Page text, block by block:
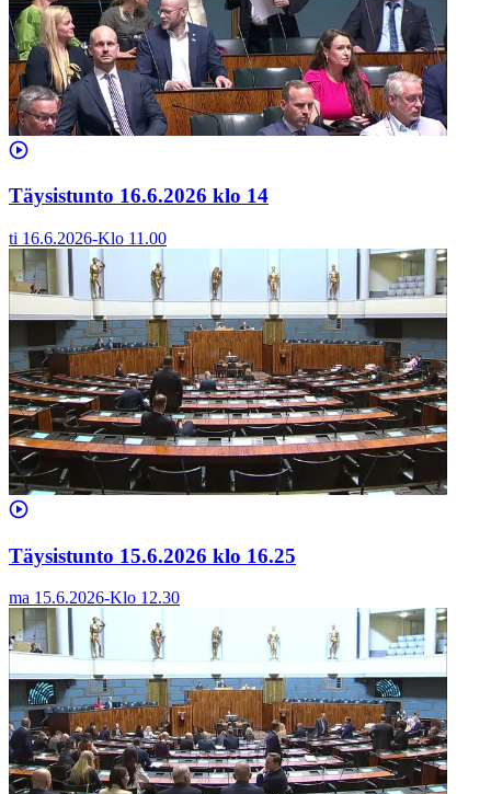
Täysistunto 16.6.2026 klo 14
ti 16.6.2026-Klo 11.00
Täysistunto 15.6.2026 klo 16.25
ma 15.6.2026-Klo 12.30